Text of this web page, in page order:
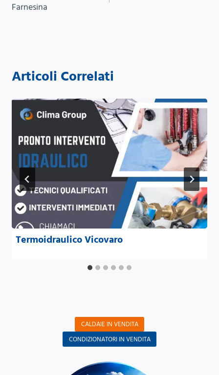
Farnesina
Articoli Correlati
Termoidraulico Vicovaro
CALDAIE IN VENDITA
CONDIZIONATORI IN VENDITA